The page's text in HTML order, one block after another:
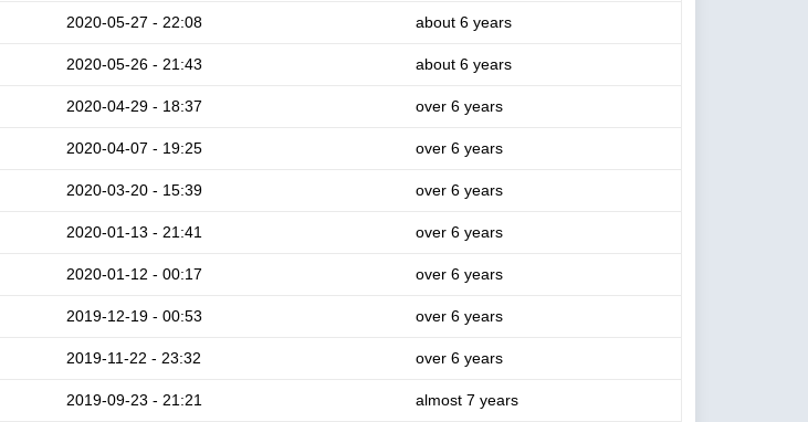
2020-05-27 - 22:08 about 6 years
2020-05-26 - 21:43 about 6 years
2020-04-29 - 18:37 over 6 years
2020-04-07 - 19:25 over 6 years
2020-03-20 - 15:39 over 6 years
2020-01-13 - 21:41 over 6 years
2020-01-12 - 00:17 over 6 years
2019-12-19 - 00:53 over 6 years
2019-11-22 - 23:32 over 6 years
2019-09-23 - 21:21 almost 7 years